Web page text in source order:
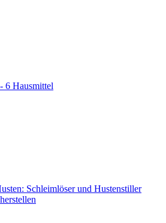
6 Hausmittel
Schleimlöser und Hustenstiller